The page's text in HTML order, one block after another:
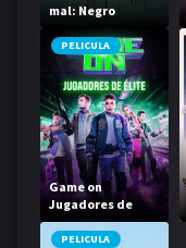
mal: Negro
PELICULA
Game on
Jugadores de
élite
PELICULA